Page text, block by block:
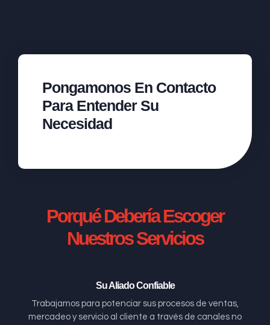
Pongamonos En Contacto
Para Entender Su
Necesidad
Porqué Debería Escoger
Nuestros Servicios
Su Aliado Confiable
Trabajamos para potenciar sus procesos de ventas,
mercadeo y servicio al cliente a través de canales no